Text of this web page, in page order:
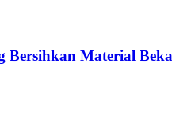
Bersihkan Material